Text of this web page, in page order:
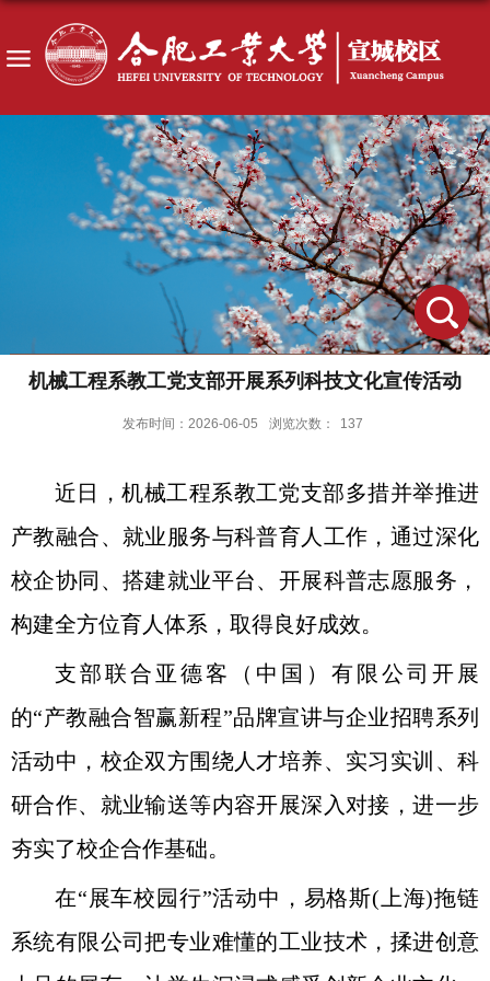
机械工程系教工党支部开展系列科技文化宣传活动
发布时间：2026-06-05 浏览次数： 137
近日，机械工程系教工党支部多措并举推进
产教融合、就业服务与科普育人工作，通过深化
校企协同、搭建就业平台、开展科普志愿服务，
构建全方位育人体系，取得良好成效。
支部联合亚德客（中国）有限公司开展
的“产教融合智赢新程”品牌宣讲与企业招聘系列
活动中，校企双方围绕人才培养、实习实训、科
研合作、就业输送等内容开展深入对接，进一步
夯实了校企合作基础。
在“展车校园行”活动中， 易格斯(上海)拖链
系统有限公司把专业难懂的工业技术，揉进创意